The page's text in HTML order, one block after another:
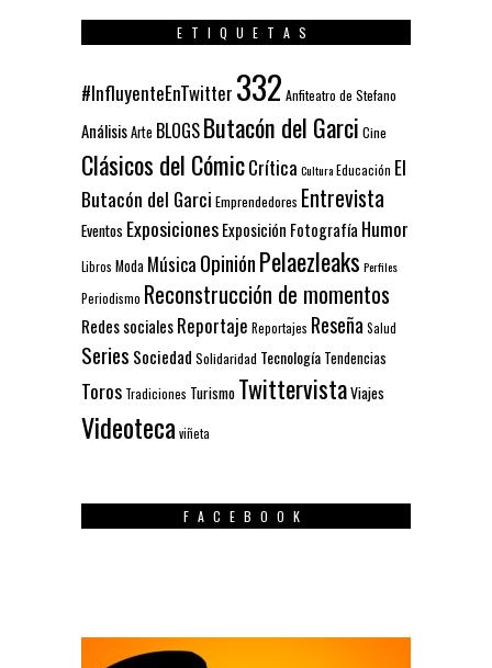
ETIQUETAS
#InfluyenteEnTwitter 332 Anfiteatro de Stefano
AnálisisArte BLOGSButacón del Garci Cine
Clásicos del CómicCrítica CulturaEducación El
Butacón del Garci Emprendedores Entrevista
Eventos ExposicionesExposición Fotografía Humor
Libros Moda Música OpiniónPelaezleaks Perfiles
Periodismo Reconstrucción de momentos
Redes socialesReportaje Reportajes Reseña Salud
Series Sociedad Solidaridad Tecnología Tendencias
Toros Tradiciones Turismo TwittervistaViajes
Videoteca viñeta
FACEBOOK